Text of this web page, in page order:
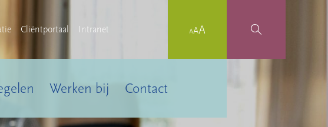
Cliëntportaal Intranet
Werken bij Contact